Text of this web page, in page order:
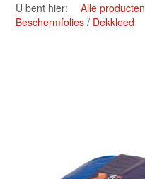
U bent hier: Alle producten
Beschermfolies
Dekkleed